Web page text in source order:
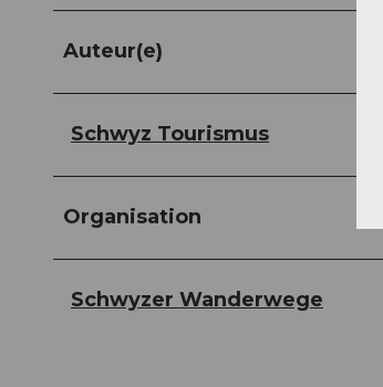
Auteur(e)
Schwyz Tourismus
Organisation
Schwyzer Wanderwege